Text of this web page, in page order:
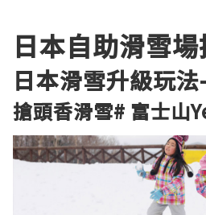
日本自助滑雪場
日本滑雪升級玩法
搶頭香滑雪# 富士山